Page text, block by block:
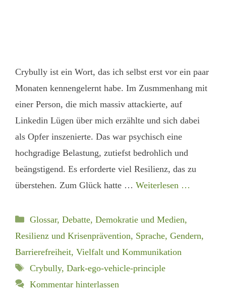
Crybully ist ein Wort, das ich selbst erst vor ein paar
Monaten kennengelernt habe. Im Zusmmenhang mit
einer Person, die mich massiv attackierte, auf
Linkedin Lügen über mich erzählte und sich dabei
als Opfer inszenierte. Das war psychisch eine
hochgradige Belastung, zutiefst bedrohlich und
beängstigend. Es erforderte viel Resilienz, das zu
überstehen. Zum Glück hatte … Weiterlesen …
Kategorien
Glossar, Debatte, Demokratie und Medien,
Resilienz und Krisenprävention, Sprache, Gendern,
Barrierefreiheit, Vielfalt und Kommunikation
Schlagwörter
Crybully, Dark-ego-vehicle-principle
Kommentar hinterlassen